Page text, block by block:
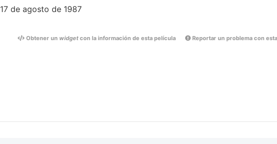
17 de agosto de 1987
Obtener un widgetcon la información de esta película Reportar un problema con